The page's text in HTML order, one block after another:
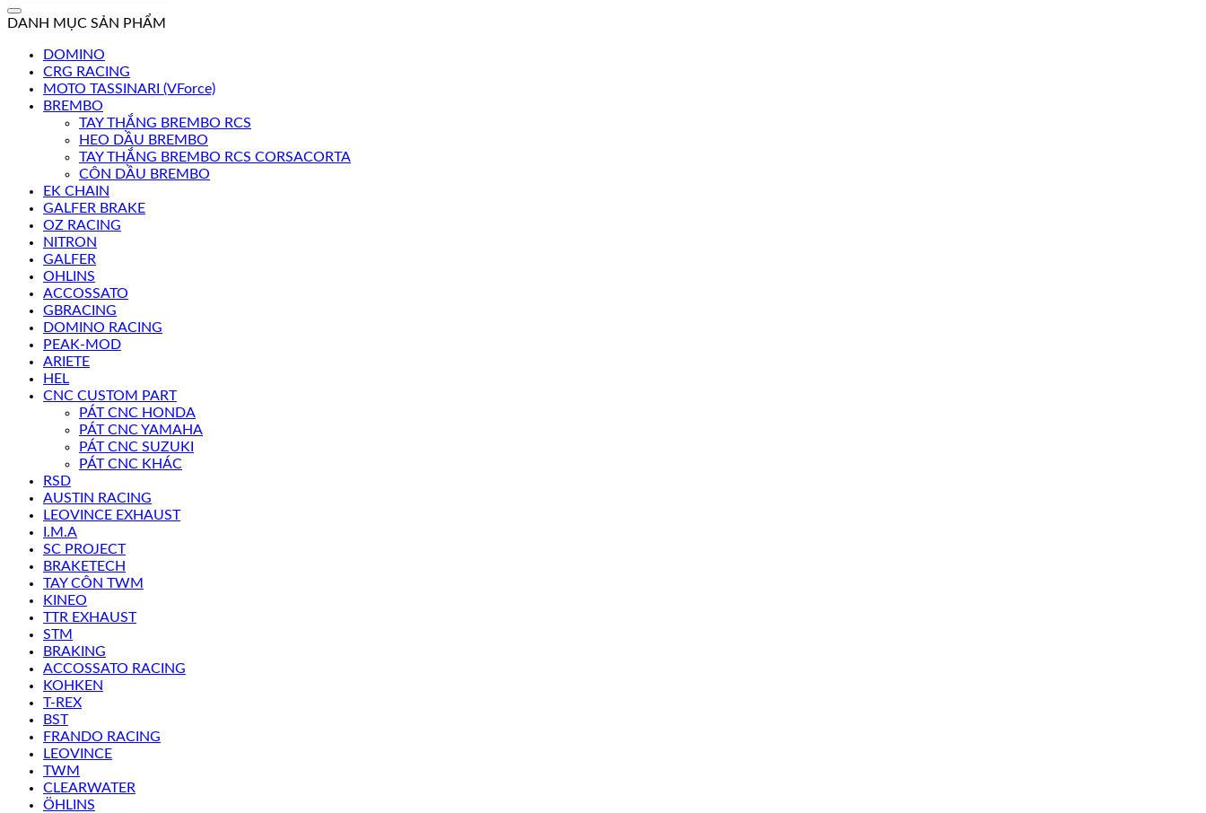
DANH MỤC SẢN PHẨM
DOMINO
CRG RACING
MOTO TASSINARI (VForce)
BREMBO
TAY THẮNG BREMBO RCS
HEO DẦU BREMBO
TAY THẮNG BREMBO RCS CORSACORTA
CÔN DẦU BREMBO
EK CHAIN
GALFER BRAKE
OZ RACING
NITRON
GALFER
OHLINS
ACCOSSATO
GBRACING
DOMINO RACING
PEAK-MOD
ARIETE
HEL
CNC CUSTOM PART
PÁT CNC HONDA
PÁT CNC YAMAHA
PÁT CNC SUZUKI
PÁT CNC KHÁC
RSD
AUSTIN RACING
LEOVINCE EXHAUST
I.M.A
SC PROJECT
BRAKETECH
TAY CÔN TWM
KINEO
TTR EXHAUST
STM
BRAKING
ACCOSSATO RACING
KOHKEN
T-REX
BST
FRANDO RACING
LEOVINCE
TWM
CLEARWATER
ÖHLINS